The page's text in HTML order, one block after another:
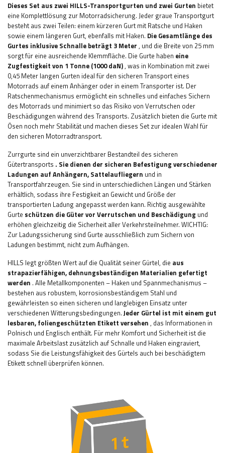
Dieses Set aus zwei HILLS-Transportgurten und zwei Gurten bietet
eine Komplettlösung zur Motorradsicherung. Jeder graue Transportgurt
besteht aus zwei Teilen: einem kürzeren Gurt mit Ratsche und Haken
sowie einem längeren Gurt, ebenfalls mit Haken. Die Gesamtlänge des
Gurtes inklusive Schnalle beträgt 3 Meter , und die Breite von 25 mm
sorgt für eine ausreichende Klemmfläche. Die Gurte haben eine
Zugfestigkeit von 1 Tonne (1000 daN), was in Kombination mit zwei
0,45 Meter langen Gurten ideal für den sicheren Transport eines
Motorrads auf einem Anhänger oder in einem Transporter ist. Der
Ratschenmechanismus ermöglicht ein schnelles und einfaches Sichern
des Motorrads und minimiert so das Risiko von Verrutschen oder
Beschädigungen während des Transports. Zusätzlich bieten die Gurte mit
Ösen noch mehr Stabilität und machen dieses Set zur idealen Wahl für
den sicheren Motorradtransport.
Zurrgurte sind ein unverzichtbarer Bestandteil des sicheren
Gütertransports . Sie dienen der sicheren Befestigung verschiedener
Ladungen auf Anhängern, Sattelaufliegern und in
Transportfahrzeugen. Sie sind in unterschiedlichen Längen und Stärken
erhältlich, sodass ihre Festigkeit an Gewicht und Größe der
transportierten Ladung angepasst werden kann. Richtig ausgewählte
Gurte schützen die Güter vor Verrutschen und Beschädigung und
erhöhen gleichzeitig die Sicherheit aller Verkehrsteilnehmer. WICHTIG:
Zur Ladungssicherung sind Gurte ausschließlich zum Sichern von
Ladungen bestimmt, nicht zum Aufhängen.
HILLS legt größten Wert auf die Qualität seiner Gürtel, die aus
strapazierfähigen, dehnungsbeständigen Materialien gefertigt
werden . Alle Metallkomponenten – Haken und Spannmechanismus –
bestehen aus robustem, korrosionsbeständigem Stahl und
gewährleisten so einen sicheren und langlebigen Einsatz unter
verschiedenen Witterungsbedingungen. Jeder Gürtel ist mit einem gut
lesbaren, foliengeschützten Etikett versehen , das Informationen in
Polnisch und Englisch enthält. Für mehr Komfort und Sicherheit ist die
maximale Arbeitslast zusätzlich auf Schnalle und Haken eingraviert,
sodass Sie die Leistungsfähigkeit des Gürtels auch bei beschädigtem
Etikett schnell überprüfen können.